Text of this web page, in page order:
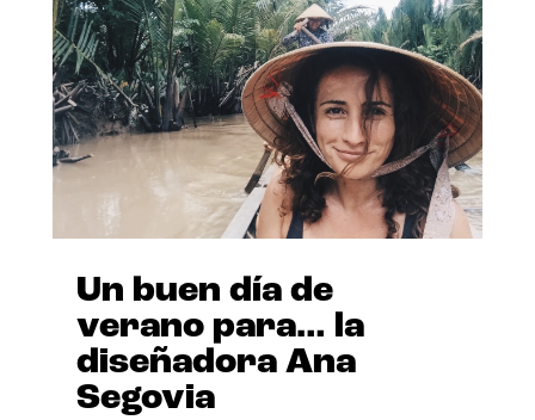
Un buen día de
verano para… la
diseñadora Ana
Segovia